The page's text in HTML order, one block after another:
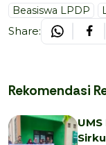
Beasiswa LPDP
Share:
Rekomendasi